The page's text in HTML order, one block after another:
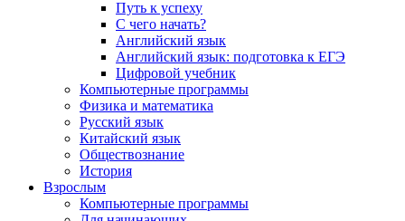
Путь к успеху
С чего начать?
Английский язык
Английский язык: подготовка к ЕГЭ
Цифровой учебник
Компьютерные программы
Физика и математика
Русский язык
Китайский язык
Обществознание
История
Взрослым
Компьютерные программы